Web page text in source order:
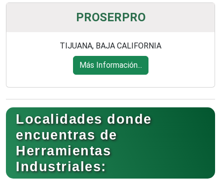
PROSERPRO
TIJUANA, BAJA CALIFORNIA
Más Información...
Localidades donde
encuentras de
Herramientas
Industriales: